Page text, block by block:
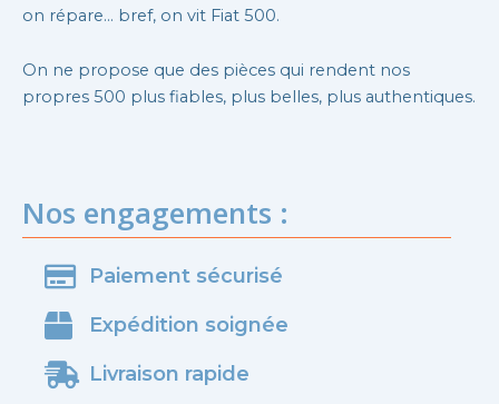
on répare… bref, on vit Fiat 500.
On ne propose que des pièces qui rendent nos
propres 500 plus fiables, plus belles, plus authentiques.
Nos engagements :
Paiement sécurisé
Expédition soignée
Livraison rapide